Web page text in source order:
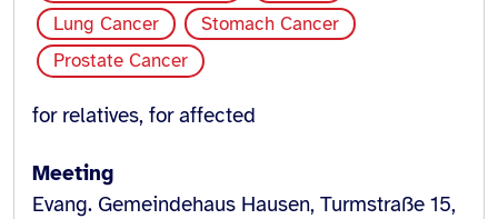
Lung Cancer
Stomach Cancer
Prostate Cancer
for relatives, for affected
Meeting
Evang. Gemeindehaus Hausen, Turmstraße 15,